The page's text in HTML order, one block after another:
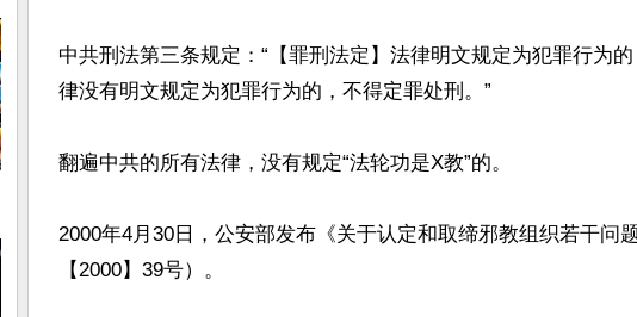
中共刑法第三条规定：“【罪刑法定】法律明文规定为犯罪行为
律没有明文规定为犯罪行为的，不得定罪处刑。”
翻遍中共的所有法律，没有规定“法轮功是X教”的。
2000年4月30日，公安部发布《关于认定和取缔邪教组织若干问
【2000】39号）。